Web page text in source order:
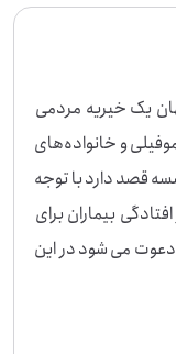
یک خیریه مردمی
است که با هدف حمایت از بیماران مبتلا به هموفیلی و خانواده‌های
می‌کند، این موسسه قصد دارد با توجه
بیماران برای
دعوت می شود در این